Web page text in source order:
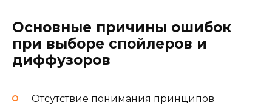
Основные причины ошибок
при выборе спойлеров и
диффузоров
Отсутствие понимания принципов